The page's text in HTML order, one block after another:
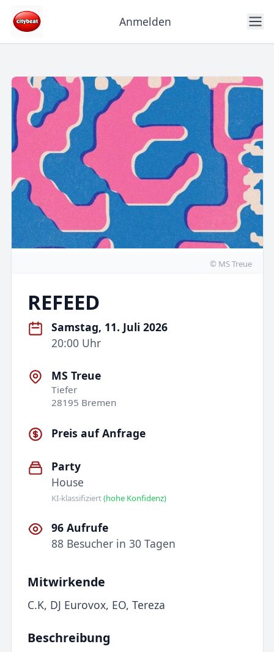
Anmelden
© MS Treue
REFEED
Samstag, 11. Juli 2026
20:00 Uhr
MS Treue
Tiefer
28195 Bremen
Preis auf Anfrage
Party
House
KI-klassifiziert(hohe Konfidenz)
96 Aufrufe
88 Besucher in 30 Tagen
Mitwirkende
C.K, DJ Eurovox, EO, Tereza
Beschreibung